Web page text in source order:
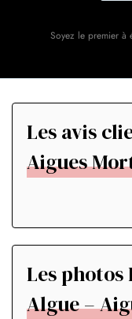
Soyez le premier à
Les avis
Aigues
Les
Algue –